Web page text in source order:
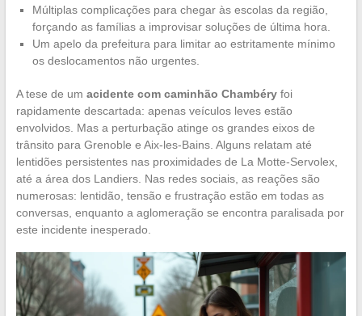
Múltiplas complicações para chegar às escolas da região,
forçando as famílias a improvisar soluções de última hora.
Um apelo da prefeitura para limitar ao estritamente mínimo
os deslocamentos não urgentes.
A tese de um acidente com caminhão Chambéryfoi
rapidamente descartada: apenas veículos leves estão
envolvidos. Mas a perturbação atinge os grandes eixos de
trânsito para Grenoble e Aix-les-Bains. Alguns relatam até
lentidões persistentes nas proximidades de La Motte-Servolex,
até a área dos Landiers. Nas redes sociais, as reações são
numerosas: lentidão, tensão e frustração estão em todas as
conversas, enquanto a aglomeração se encontra paralisada por
este incidente inesperado.